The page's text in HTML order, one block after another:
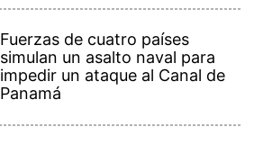
Fuerzas de cuatro países
simulan un asalto naval para
impedir un ataque al Canal de
Panamá